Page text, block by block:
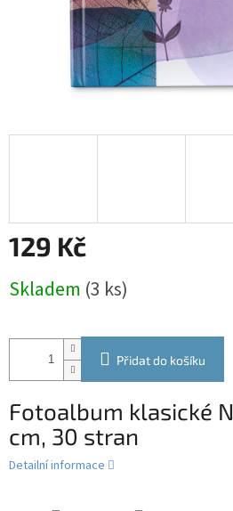
129 Kč
cena:
Skladem (3 ks)
Přidat do košíku
Fotoalbum klasické
cm, 30 stran
Detailní informace